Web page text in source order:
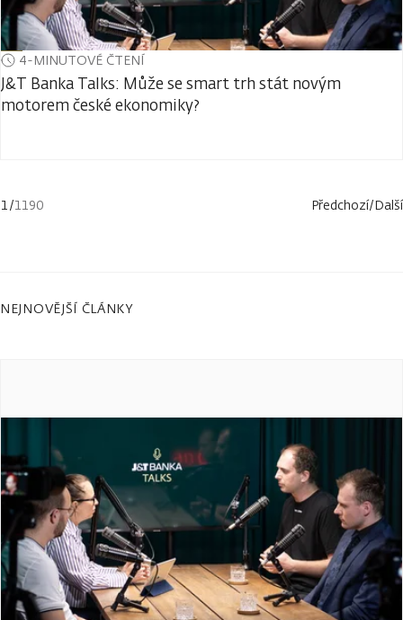
4-MINUTOVÉ ČTENÍ
J&T Banka Talks: Může se smart trh stát novým
motorem české ekonomiky?
1/1190 Předchozí/Další
NEJNOVĚJŠÍ ČLÁNKY